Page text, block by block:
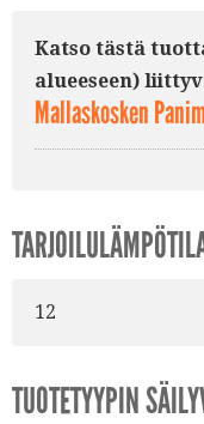
Katso tästä
alueeseen)
Mallaskosken
12
TUOTETYYPIN